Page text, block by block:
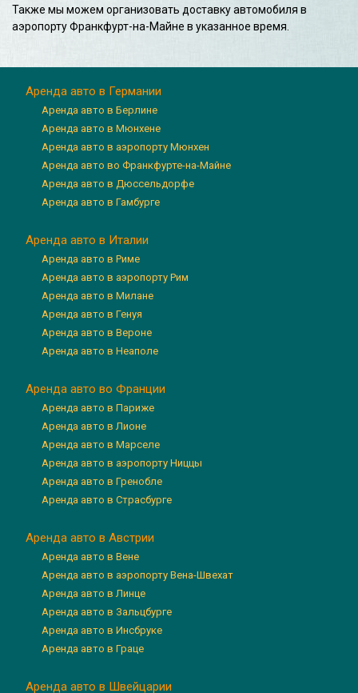
Также мы можем организовать доставку автомобиля в
аэропорту Франкфурт-на-Майне в указанное время.
Аренда авто в Германии
Аренда авто в Берлине
Аренда авто в Мюнхене
Аренда авто в аэропорту Мюнхен
Аренда авто во Франкфурте-на-Майне
Аренда авто в Дюссельдорфе
Аренда авто в Гамбурге
Аренда авто в Италии
Аренда авто в Риме
Аренда авто в аэропорту Рим
Аренда авто в Милане
Аренда авто в Генуя
Аренда авто в Вероне
Аренда авто в Неаполе
Аренда авто во Франции
Аренда авто в Париже
Аренда авто в Лионе
Аренда авто в Марселе
Аренда авто в аэропорту Ниццы
Аренда авто в Гренобле
Аренда авто в Страсбурге
Аренда авто в Австрии
Аренда авто в Вене
Аренда авто в аэропорту Вена-Швехат
Аренда авто в Линце
Аренда авто в Зальцбурге
Аренда авто в Инсбруке
Аренда авто в Граце
Аренда авто в Швейцарии